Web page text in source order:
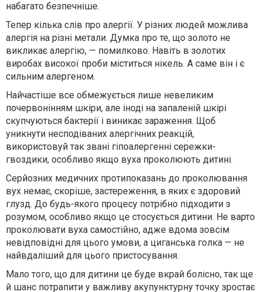
набагато безпечніше.
Тепер кілька слів про алергії. У різних людей можлива
алергія на різні метали. Думка про те, що золото не
викликає алергію, — помилково. Навіть в золотих
виробах високої проби міститься нікель. А саме він і є
сильним алергеном.
Найчастіше все обмежується лише невеликим
почервонінням шкіри, але іноді на запаленій шкірі
скупчуються бактерії і виникає зараження. Щоб
уникнути несподіваних алергічних реакцій,
використовуй так звані гіпоалергенні сережки-
гвоздики, особливо якщо вуха проколюють дитині.
Серйозних медичних протипоказань до проколювання
вух немає, скоріше, застереження, в яких є здоровий
глузд. До будь-якого процесу потрібно підходити з
розумом, особливо якщо це стосується дитини. Не варто
проколювати вуха самостійно, адже вдома зовсім
невідповідні для цього умови, а циганська голка — не
найвдаліший для цього пристосування.
Мало того, що для дитини це буде вкрай болісно, так ще
й шанс потрапити у важливу акупунктурну точку зростає